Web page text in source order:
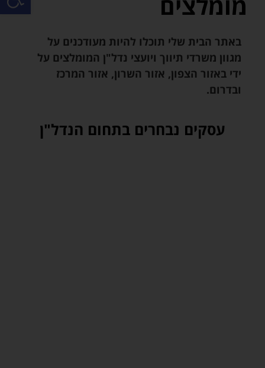
באתר הבית שלי תוכלו להיות מעודכנים על
מגוון משרדי תיווך ויועצי נדל"ן המומלצים על
ידי באזור הצפון, אזור השרון, אזור המרכז
ובדרום.
עסקים נבחרים בתחום הנדל"ן